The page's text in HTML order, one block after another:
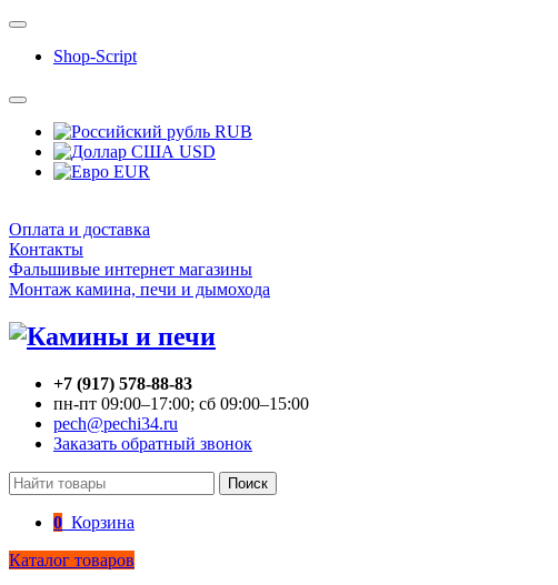
Shop-Script
RUB
USD
EUR
Оплата и доставка
Контакты
Фальшивые интернет магазины
Монтаж камина, печи и дымохода
+7 (917) 578-88-83
пн-пт 09:00–17:00; сб 09:00–15:00
pech@pechi34.ru
Заказать обратный звонок
Поиск
0 Корзина
Каталог товаров